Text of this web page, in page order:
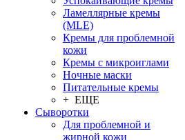
Ламеллярные кремы
(MLE)
Кремы для проблемной
кожи
Кремы с микроиглами
Ночные маски
Питательные кремы
+ ЕЩЕ
Сыворотки
Для проблемной и
жирной кожи